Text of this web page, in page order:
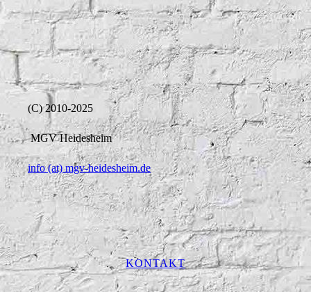
(C) 2010-2025
MGV Heidesheim
info (at) mgv-heidesheim.de
KONTAKT